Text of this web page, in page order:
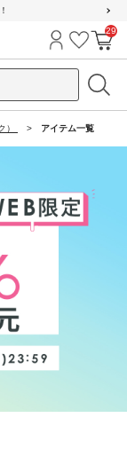
ログイン
お気に
カ
29
） アイテム一覧